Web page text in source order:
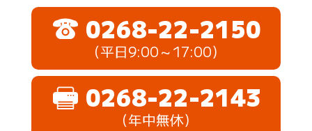
0268-22-2150
（平日9:00～17:00）
0268-22-2143
（年中無休）